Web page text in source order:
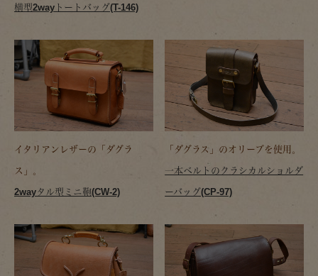
横型2wayトートバッグ(T-146)
イタリアンレザーの「ダグラ
ス」。
2wayタル型ミニ鞄(CW-2)
「ダグラス」のオリーブを使用。
一本ベルトのクラシカルショルダ
ーバッグ(CP-97)